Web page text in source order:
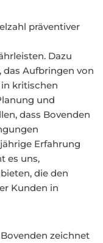
präventiver
Dazu
Aufbringen von
kritischen
und
dass Bovenden
Erfahrung
es uns,
die den
Kunden in
zeichnet